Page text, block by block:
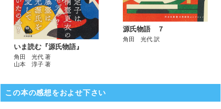
いま読む『源氏物語』
角田 光代 著
山本 淳子 著
源氏物語 ７
角田 光代 訳
この本の感想をおよせ下さい